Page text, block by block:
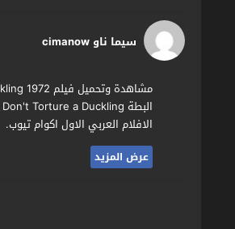
سيما ناو cimanow
الافلام العربي الاول اكوام تيوب.
عرض المزيد